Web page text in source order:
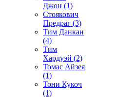
Джон (1)
Стоякович
Предраг (3)
Тим Данкан
(4)
Тим
Хардуэй (2)
Томас Айзея
(1)
Тони Кукоч
(1)